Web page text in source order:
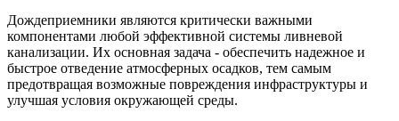
Дождеприемники являются критически важными
компонентами любой эффективной системы ливневой
канализации. Их основная задача - обеспечить надежное и
быстрое отведение атмосферных осадков, тем самым
предотвращая возможные повреждения инфраструктуры и
улучшая условия окружающей среды.